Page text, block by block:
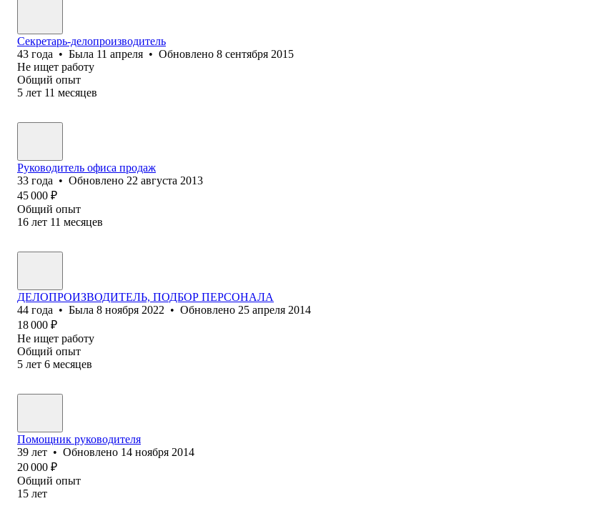
Секретарь-делопроизводитель
43 года • Была 11 апреля • Обновлено 8 сентября 2015
Не ищет работу
Общий опыт
5 лет 11 месяцев
Руководитель офиса продаж
33 года • Обновлено 22 августа 2013
45 000 ₽
Общий опыт
16 лет 11 месяцев
ДЕЛОПРОИЗВОДИТЕЛЬ, ПОДБОР ПЕРСОНАЛА
44 года • Была 8 ноября 2022 • Обновлено 25 апреля 2014
18 000 ₽
Не ищет работу
Общий опыт
5 лет 6 месяцев
Помощник руководителя
39 лет • Обновлено 14 ноября 2014
20 000 ₽
Общий опыт
15 лет